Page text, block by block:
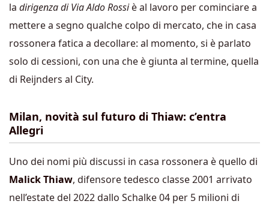
la dirigenza di Via Aldo Rossiè al lavoro per cominciare a
mettere a segno qualche colpo di mercato, che in casa
rossonera fatica a decollare: al momento, si è parlato
solo di cessioni, con una che è giunta al termine, quella
di Reijnders al City.
Milan, novità sul futuro di Thiaw: c’entra
Allegri
Uno dei nomi più discussi in casa rossonera è quello di
Malick Thiaw, difensore tedesco classe 2001 arrivato
nell’estate del 2022 dallo Schalke 04 per 5 milioni di